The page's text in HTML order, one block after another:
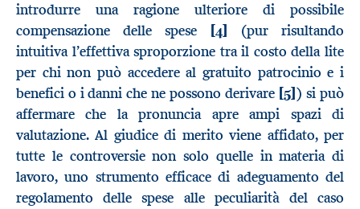
introdurre una ragione ulteriore di possibile
compensazione delle spese
[4]
(pur risultando
intuitiva l’effettiva sproporzione tra il costo della lite
per chi non può accedere al gratuito patrocinio e i
benefici o i danni che ne possono derivare [5]) si può
affermare che la pronuncia apre ampi spazi di
valutazione. Al giudice di merito viene affidato, per
tutte le controversie non solo quelle in materia di
lavoro, uno strumento efficace di adeguamento del
regolamento delle spese alle peculiarità del caso